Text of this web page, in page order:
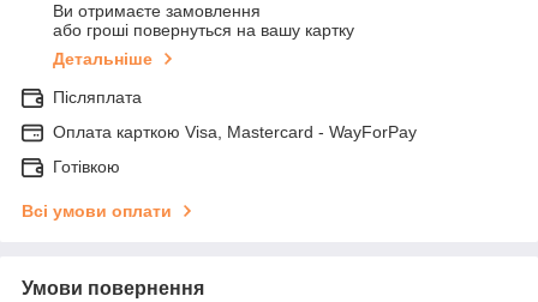
Ви отримаєте замовлення
або гроші повернуться на вашу картку
Детальніше
Післяплата
Оплата карткою Visa, Mastercard - WayForPay
Готівкою
Всі умови оплати
Умови повернення